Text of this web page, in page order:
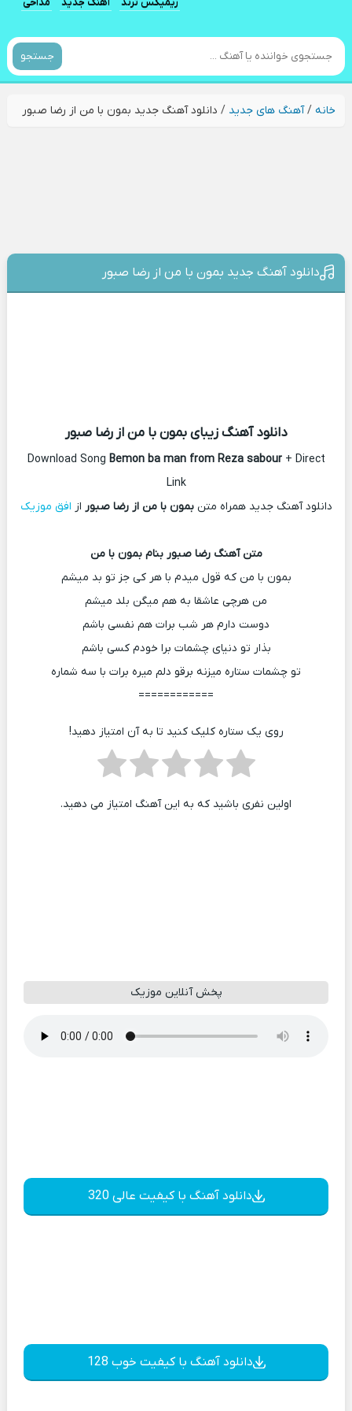
جستجو
خانه/آهنگ های جدید / دانلود آهنگ جدید بمون با من از رضا صبور
دانلود آهنگ جدید بمون با من از رضا صبور
دانلود آهنگ زیبای بمون با من از رضا صبور
Download Song Bemon ba man from Reza sabour+ Direct
Link
دانلود آهنگ جدید همراه متنبمون با من از رضا صبور از افق موزیک
متن آهنگ رضا صبور بنام بمون با من
بمون با من كه قول ميدم با هر كى جز تو بد ميشم
من هرچى عاشقا به هم ميگن بلد ميشم
دوست دارم هر شب برات هم نفسى باشم
بذار تو دنياى چشمات برا خودم كسى باشم
تو چشمات ستاره ميزنه برقو دلم ميره برات با سه شماره
============
روی یک ستاره کلیک کنید تا به آن امتیاز دهید!
اولین نفری باشید که به این آهنگ امتیاز می دهید.
پخش آنلاین موزیک
دانلود آهنگ با کیفیت عالی 320
دانلود آهنگ با کیفیت خوب 128